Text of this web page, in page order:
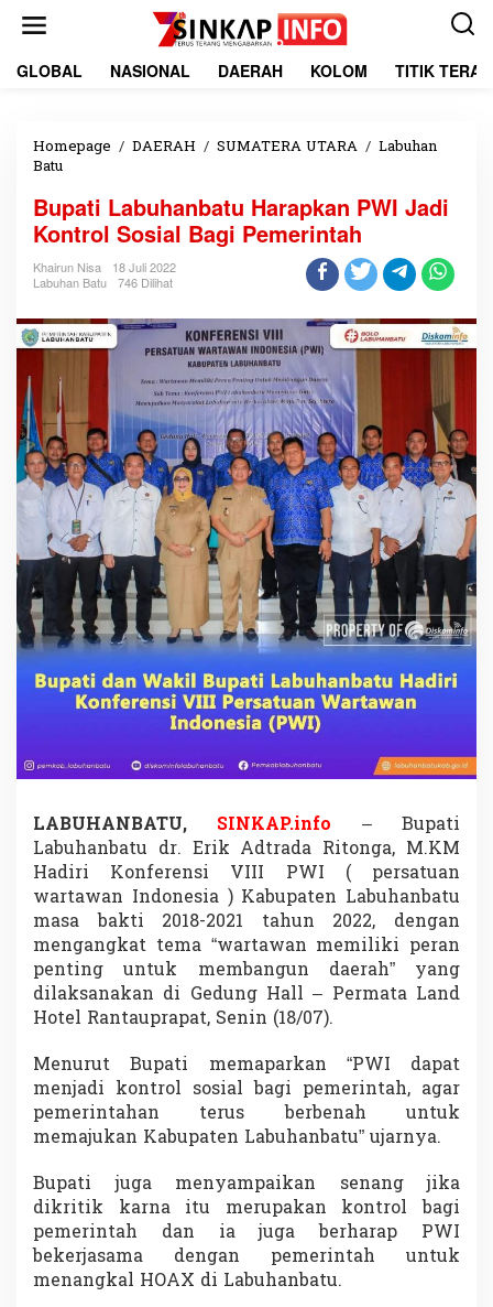
GLOBAL NASIONAL DAERAH KOLOM TITIK
Homepage / DAERAH / SUMATERA UTARA / Labuhan
Batu
p
a
t
i
L
b
u
n
b
a
t
u
H
r
a
k
n
P
W
d
i
o
n
t
r
o
l
S
o
s
i
a
B
a
g
i
P
m
e
r
i
n
t
Bupati Labuhanbatu Harapkan PWI Jadi
Kontrol Sosial Bagi Pemerintah
Khairun Nisa
18 Juli 2022
Labuhan Batu
746 Dilihat
LABUHANBATU, SINKAP.info – Bupati
Labuhanbatu dr. Erik Adtrada Ritonga, M.KM
Hadiri Konferensi VIII PWI ( persatuan
wartawan Indonesia ) Kabupaten Labuhanbatu
masa bakti 2018-2021 tahun 2022, dengan
mengangkat tema “wartawan memiliki peran
penting untuk membangun daerah” yang
dilaksanakan di Gedung Hall – Permata Land
Hotel Rantauprapat, Senin (18/07).
Menurut Bupati memaparkan “PWI dapat
menjadi kontrol sosial bagi pemerintah, agar
pemerintahan terus berbenah untuk
memajukan Kabupaten Labuhanbatu” ujarnya.
Bupati juga menyampaikan senang jika
dikritik karna itu merupakan kontrol bagi
pemerintah dan ia juga berharap PWI
bekerjasama dengan pemerintah untuk
menangkal HOAX di Labuhanbatu.